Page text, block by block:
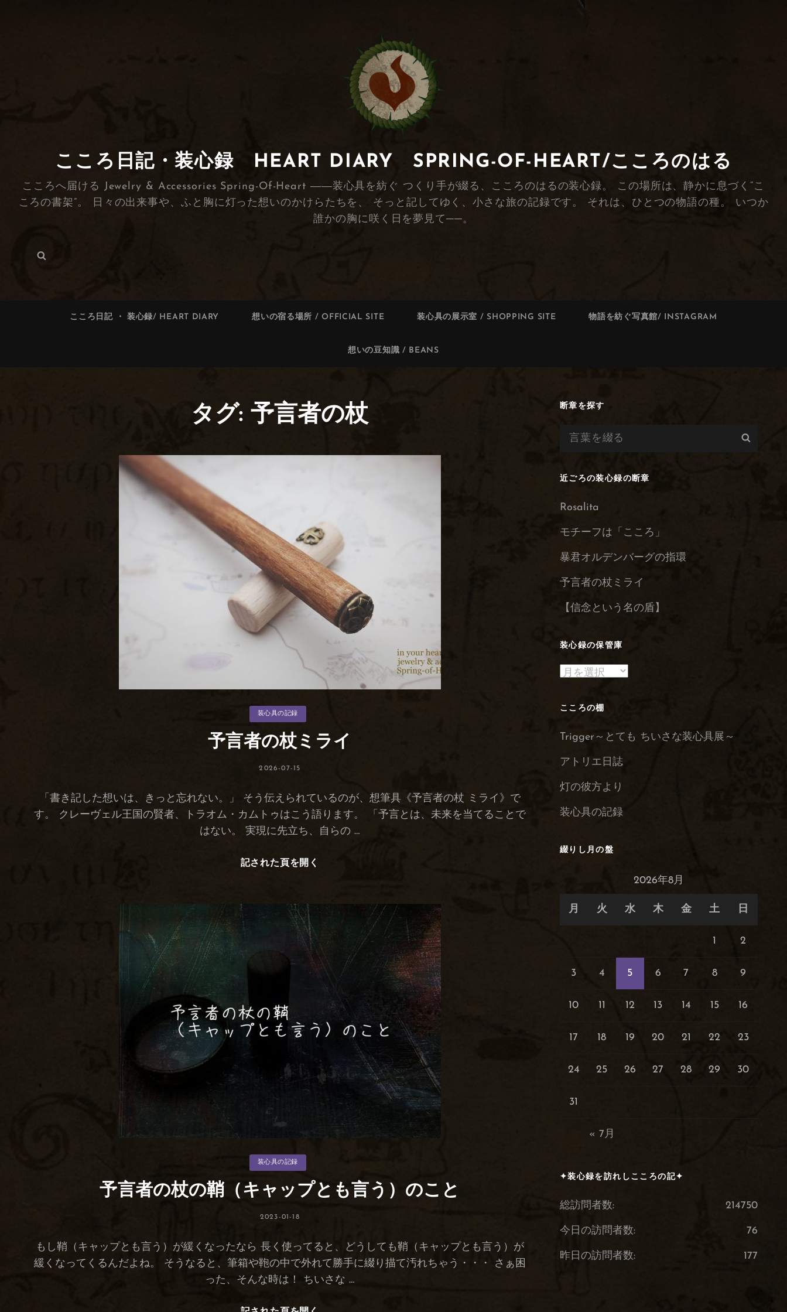
こころ日記・装心録 HEART DIARY SPRING-OF-HEART/こころのはる
こころへ届ける Jewelry & Accessories Spring-Of-Heart ――装心具を紡ぐ つくり手が綴る、こころのはるの装心録。 この場所は、静かに息づく“こ
ころの書架”。 日々の出来事や、ふと胸に灯った想いのかけらたちを、 そっと記してゆく、小さな旅の記録です。 それは、ひとつの物語の種。 いつか
誰かの胸に咲く日を夢見て──。
検
こころ日記 ・ 装心録/ HEART DIARY 想いの宿る場所 / OFFICIAL SITE 装心具の展示室 / SHOPPING SITE 物語を紡ぐ写真館/ INSTAGRAM
想いの豆知識 / BEANS
タグ: 予言者の杖
リ
ー
装心具の記録
予言者の杖ミライ
投
2026-07-15
「書き記した想いは、きっと忘れない。」 そう伝えられているのが、想筆具《予言者の杖 ミライ》で
す。 クレーヴェル王国の賢者、トラオム・カムトゥはこう語ります。 「予言とは、未来を当てることで
はない。 実現に先立ち、自らの …
記された頁を開く
の
ラ
イ
リ
ー
装心具の記録
予言者の杖の鞘（キャップとも言う）のこと
投
2023-01-18
もし鞘（キャップとも言う）が緩くなったなら 長く使ってると、どうしても鞘（キャップとも言う）が
緩くなってくるんだよね。 そうなると、筆箱や鞄の中で外れて勝手に綴り描て汚れちゃう・・・ さぁ困
った、そんな時は！ ちいさな …
断章を探す
検
近ごろの装心録の断章
Rosalita
モチーフは「こころ」
暴君オルデンバーグの指環
予言者の杖ミライ
【信念という名の盾】
装心録の保管庫
装
録
保
こころの棚
Trigger～とても ちいさな装心具展～
アトリエ日誌
灯の彼方より
装心具の記録
綴りし月の盤
2026年8月
月 火 水 木 金 土 日
« 7月
1 2
3 4 5 6 7 8 9
10 11 12 13 14 15 16
17 18 19 20 21 22 23
24 25 26 27 28 29 30
31
✦装心録を訪れしこころの記✦
214750
総訪問者数:
76
今日の訪問者数:
177
昨日の訪問者数: